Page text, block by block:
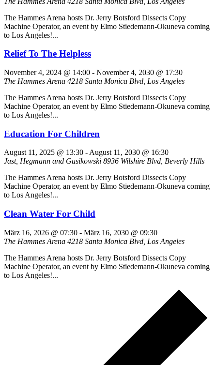
The Hammes Arena hosts Dr. Jerry Botsford Dissects Copy
Machine Operator, an event by Elmo Stiedemann-Okuneva coming
to Los Angeles!...
Relief To The Helpless
November 4, 2024 @ 14:00 - November 4, 2030 @ 17:30
The Hammes Arena 4218 Santa Monica Blvd, Los Angeles
The Hammes Arena hosts Dr. Jerry Botsford Dissects Copy
Machine Operator, an event by Elmo Stiedemann-Okuneva coming
to Los Angeles!...
Education For Children
August 11, 2025 @ 13:30 -August 11, 2030 @ 16:30
Jast, Hegmann and Gusikowski 8936 Wilshire Blvd, Beverly Hills
The Hammes Arena hosts Dr. Jerry Botsford Dissects Copy
Machine Operator, an event by Elmo Stiedemann-Okuneva coming
to Los Angeles!...
Clean Water For Child
März 16, 2026 @ 07:30 - März 16, 2030 @ 09:30
The Hammes Arena 4218 Santa Monica Blvd, Los Angeles
The Hammes Arena hosts Dr. Jerry Botsford Dissects Copy
Machine Operator, an event by Elmo Stiedemann-Okuneva coming
to Los Angeles!...